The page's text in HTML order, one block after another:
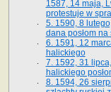
1587, 14 maja,
protestuje w
5. 1590, 8
dana posłom na
6. 1591, 12
halickiego
7. 1592, 31
halickiego
8. 1594, 26